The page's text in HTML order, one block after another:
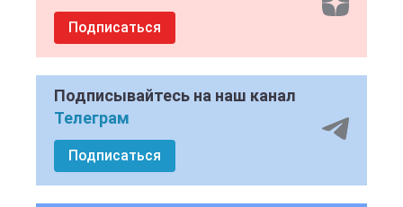
Подписаться
Подписывайтесь на наш канал
Телеграм
Подписаться